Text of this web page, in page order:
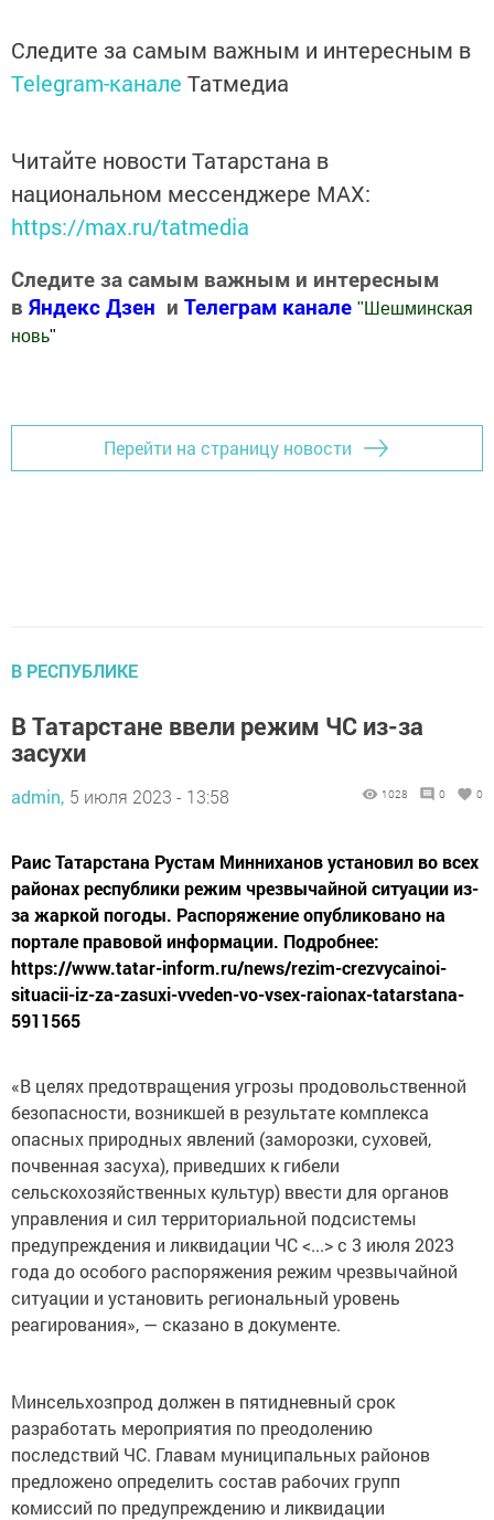
Следите за самым важным и интересным в
Telegram-канале Татмедиа
Читайте новости Татарстана в
национальном мессенджере MАХ:
https://max.ru/tatmedia
Следите за самым важным и интересным
в Яндекс Дзен и Телеграм канале " Шешминская
новь"
Перейти на страницу новости
В РЕСПУБЛИКЕ
В Татарстане ввели режим ЧС из-за
засухи
admin, 5 июля 2023 - 13:58 1028 0 0
Раис Татарстана Рустам Минниханов установил во всех
районах республики режим чрезвычайной ситуации из-
за жаркой погоды. Распоряжение опубликовано на
портале правовой информации. Подробнее:
https://www.tatar-inform.ru/news/rezim-crezvycainoi-
situacii-iz-za-zasuxi-vveden-vo-vsex-raionax-tatarstana-
5911565
«В целях предотвращения угрозы продовольственной
безопасности, возникшей в результате комплекса
опасных природных явлений (заморозки, суховей,
почвенная засуха), приведших к гибели
сельскохозяйственных культур) ввести для органов
управления и сил территориальной подсистемы
предупреждения и ликвидации ЧС <...> c 3 июля 2023
года до особого распоряжения режим чрезвычайной
ситуации и установить региональный уровень
реагирования», — сказано в документе.
Минсельхозпрод должен в пятидневный срок
разработать мероприятия по преодолению
последствий ЧС. Главам муниципальных районов
предложено определить состав рабочих групп
комиссий по предупреждению и ликвидации